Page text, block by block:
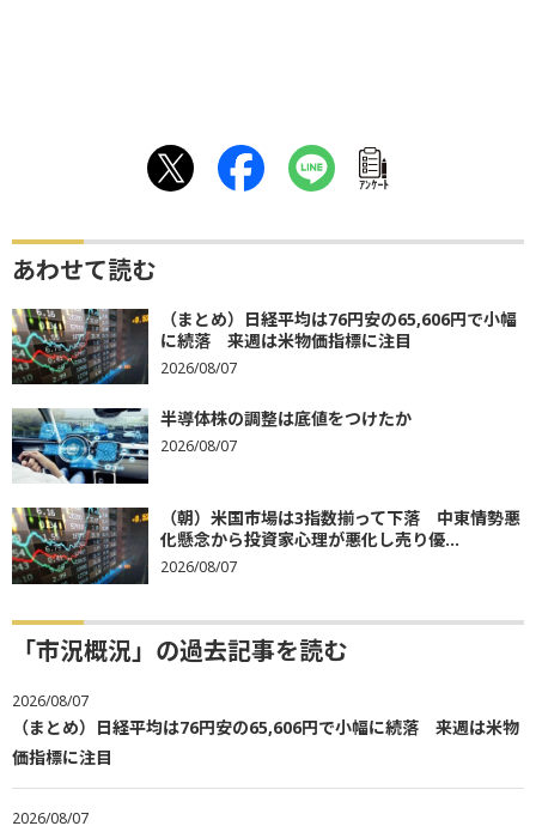
ｱﾝｹｰﾄ
あわせて読む
（まとめ）日経平均は76円安の65,606円で小幅
に続落 来週は米物価指標に注目
2026/08/07
半導体株の調整は底値をつけたか
2026/08/07
（朝）米国市場は3指数揃って下落 中東情勢悪
化懸念から投資家心理が悪化し売り優...
2026/08/07
「市況概況」の過去記事を読む
2026/08/07
（まとめ）日経平均は76円安の65,606円で小幅に続落 来週は米物
価指標に注目
2026/08/07